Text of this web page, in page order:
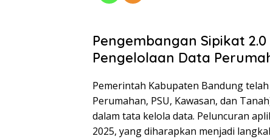
Pengembangan Sipikat
Pengelolaan Data
Pemerintah Kabupaten Bandung
Perumahan, PSU, Kawasan, dan
dalam tata kelola data. Peluncuran
2025, yang diharapkan menjadi